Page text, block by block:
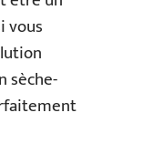
vous
sèche-